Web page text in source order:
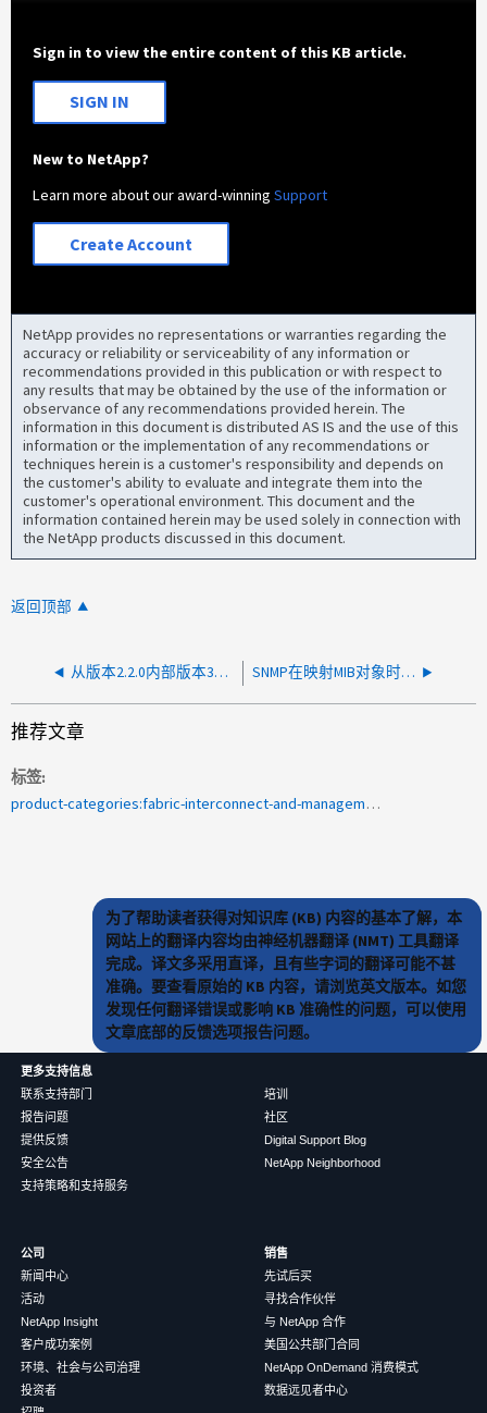
Sign in to view the entire content of this KB article.
SIGN IN
New to NetApp?
Learn more about our award-winningSupport
Create Account
NetApp provides no representations or warranties regarding the
accuracy or reliability or serviceability of any information or
recommendations provided in this publication or with respect to
any results that may be obtained by the use of the information or
observance of any recommendations provided herein. The
information in this document is distributed AS IS and the use of this
information or the implementation of any recommendations or
techniques herein is a customer's responsibility and depends on
the customer's ability to evaluate and integrate them into the
customer's operational environment. This document and the
information contained herein may be used solely in connection with
the NetApp products discussed in this document.
返回顶部
从版本2.2.0内部版本374到版本2.2.2内部版本113的SANNAV更新失败 SNMP在映射MIB对象时返回"No sid Object Available on this agent at this OID (此OID处的此代理上没有此类对象)"
推荐文章
标签
product-categories:fabric-interconnect-and-management-switches
为了帮助读者获得对知识库 (KB) 内容的基本了解，本
网站上的翻译内容均由神经机器翻译 (NMT) 工具翻译
完成。译文多采用直译，且有些字词的翻译可能不甚
准确。要查看原始的 KB 内容，请浏览英文版本。如您
发现任何翻译错误或影响 KB 准确性的问题，可以使用
文章底部的反馈选项报告问题。
更多支持信息
联系支持部门
报告问题
提供反馈
安全公告
支持策略和支持服务
培训
社区
Digital Support Blog
NetApp Neighborhood
公司
新闻中心
活动
NetApp Insight
客户成功案例
环境、社会与公司治理
投资者
销售
先试后买
寻找合作伙伴
与 NetApp 合作
美国公共部门合同
NetApp OnDemand 消费模式
数据远见者中心